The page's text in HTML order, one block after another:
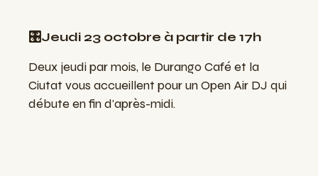
🎛️Jeudi 23 octobre à partir de 17h
Deux jeudi par mois, le Durango Café et la
Ciutat vous accueillent pour un Open Air DJ qui
débute en fin d'après-midi.